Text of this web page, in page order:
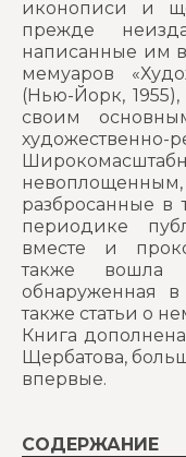
иконописи и
прежде
написанные им
мемуаров
(Нью-Йорк,
своим
художественно-
разбросанные в
периодике
вместе и
также вошла
обнаруженная
также статьи о
Книга
Щербатова,
впервые.
СОДЕРЖАНИЕ